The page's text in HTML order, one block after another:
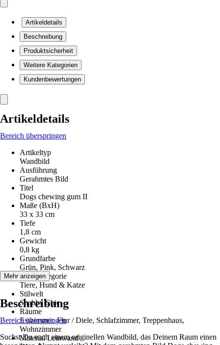
Artikeldetails
Beschreibung
Produktsicherheit
Weitere Kategorien
Kundenbewertungen
Artikeldetails
Bereich überspringen
Artikeltyp
Wandbild
Ausführung
Gerahmtes Bild
Titel
Dogs chewing gum II
Maße (BxH)
33 x 33 cm
Tiefe
1,8 cm
Gewicht
0,8 kg
Grundfarbe
Grün, Pink, Schwarz
Motivkategorie
Tiere, Hund & Katze
Stilwelt
Shabby Chic
Räume
Esszimmer, Flur / Diele, Schlafzimmer, Treppenhaus,
Wohnzimmer
Material Leinwand
Mehr anzeigen
Beschreibung
Bereich überspringen
Suchst Du nach einem originellen Wandbild, das Deinem Raum einen